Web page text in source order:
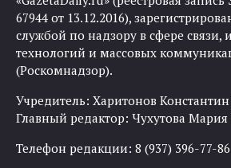
67944 от 13.12.2016),
службой по надзору в сфере
технологий и массовых
(Роскомнадзор).
Учредитель: Харитонов
Главный редактор: Чухутова
Телефон редакции: 8 (937) 396-77-